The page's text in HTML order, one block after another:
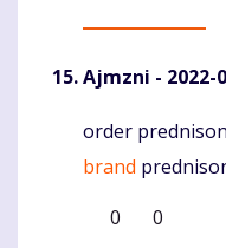
Ajmzni - 2022-
Komentaras
order
brand
0
0